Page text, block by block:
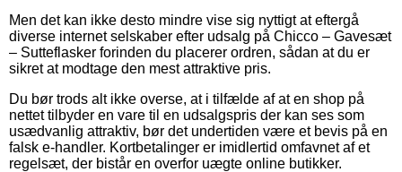
Men det kan ikke desto mindre vise sig nyttigt at eftergå
diverse internet selskaber efter udsalg på Chicco – Gavesæt
– Sutteflasker forinden du placerer ordren, sådan at du er
sikret at modtage den mest attraktive pris.
Du bør trods alt ikke overse, at i tilfælde af at en shop på
nettet tilbyder en vare til en udsalgspris der kan ses som
usædvanlig attraktiv, bør det undertiden være et bevis på en
falsk e-handler. Kortbetalinger er imidlertid omfavnet af et
regelsæt, der bistår en overfor uægte online butikker.